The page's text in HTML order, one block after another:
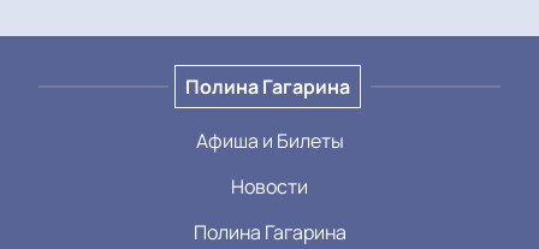
Полина Гагарина
Афиша и Билеты
Новости
Полина Гагарина